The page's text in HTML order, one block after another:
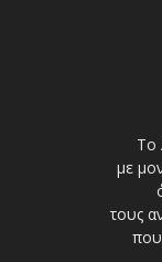
Το
με
τους
που